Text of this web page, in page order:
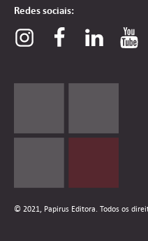
Redes sociais:
© 2021, Papirus Editora. Todos os